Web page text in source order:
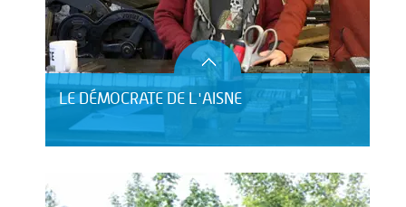
LE DÉMOCRATE DE L'AISNE